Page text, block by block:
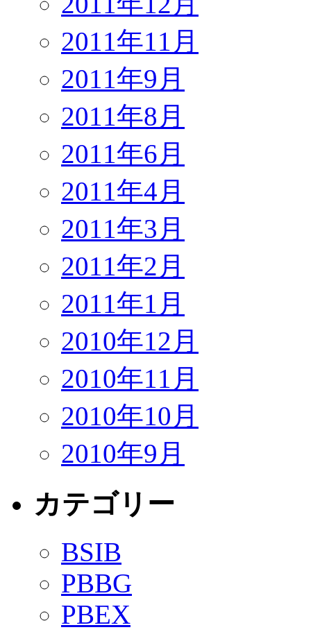
2011年11月
2011年9月
2011年8月
2011年6月
2011年4月
2011年3月
2011年2月
2011年1月
2010年12月
2010年11月
2010年10月
2010年9月
カテゴリー
BSIB
PBBG
PBEX